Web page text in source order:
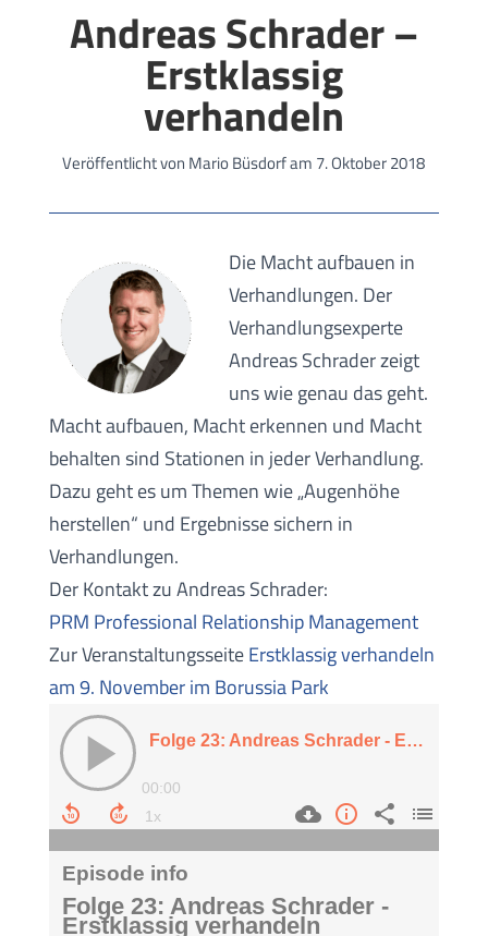
Andreas Schrader –
Erstklassig
verhandeln
Veröffentlicht von Mario Büsdorf am 7. Oktober 2018
Die Macht aufbauen in
Verhandlungen. Der
Verhandlungsexperte
Andreas Schrader zeigt
uns wie genau das geht.
Macht aufbauen, Macht erkennen und Macht
behalten sind Stationen in jeder Verhandlung.
Dazu geht es um Themen wie „Augenhöhe
herstellen“ und Ergebnisse sichern in
Verhandlungen.
Der Kontakt zu Andreas Schrader:
PRM Professional Relationship Management
Zur VeranstaltungsseiteErstklassig verhandeln
am 9. November im Borussia Park